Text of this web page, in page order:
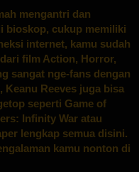
mengantri dan
bioskop, cukup memiliki
internet, kamu sudah
film Action, Horror,
sangat nge-fans dengan
Reeves juga bisa
seperti Game of
Infinity War atau
lengkap semua disini.
kamu nonton di